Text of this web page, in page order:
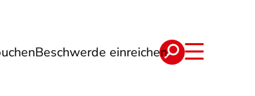
Beschwerde einreichen
Lebensmittel & Ernährung